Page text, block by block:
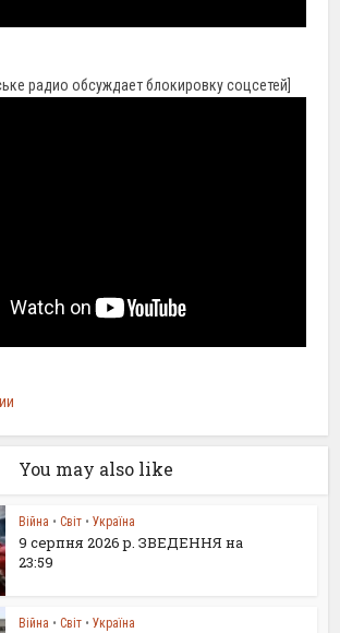
радио обсуждает блокировку соцсетей]
You may also like
Війна • Світ • Україна
9 серпня 2026 р. ЗВЕДЕННЯ на
23:59
Війна • Світ • Україна